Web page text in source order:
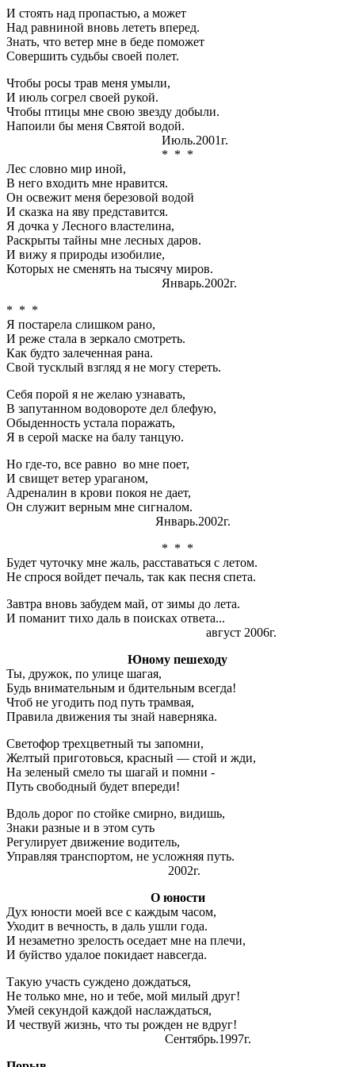
И стоять над пропастью, а может
Над равниной вновь лететь вперед.
Знать, что ветер мне в беде поможет
Совершить судьбы своей полет.
Чтобы росы трав меня умыли,
И июль согрел своей рукой.
Чтобы птицы мне свою звезду добыли.
Напоили бы меня Святой водой.
Июль.2001г.
* * *
Лес словно мир иной,
В него входить мне нравится.
Он освежит меня березовой водой
И сказка на яву представится.
Я дочка у Лесного властелина,
Раскрыты тайны мне лесных даров.
И вижу я природы изобилие,
Которых не сменять на тысячу миров.
Январь.2002г.
* * *
Я постарела слишком рано,
И реже стала в зеркало смотреть.
Как будто залеченная рана.
Свой тусклый взгляд я не могу стереть.
Себя порой я не желаю узнавать,
В запутанном водовороте дел блефую,
Обыденность устала поражать,
Я в серой маске на балу танцую.
Но где-то, все равно во мне поет,
И свищет ветер ураганом,
Адреналин в крови покоя не дает,
Он служит верным мне сигналом.
Январь.2002г.
* * *
Будет чуточку мне жаль, расставаться с летом.
Не спрося войдет печаль, так как песня спета.
Завтра вновь забудем май, от зимы до лета.
И поманит тихо даль в поисках ответа...
август 2006г.
Юному пешеходу
Ты, дружок, по улице шагая,
Будь внимательным и бдительным всегда!
Чтоб не угодить под путь трамвая,
Правила движения ты знай наверняка.
Светофор трехцветный ты запомни,
Желтый приготовься, красный — стой и жди,
На зеленый смело ты шагай и помни -
Путь свободный будет впереди!
Вдоль дорог по стойке смирно, видишь,
Знаки разные и в этом суть
Регулирует движение водитель,
Управляя транспортом, не усложняя путь.
2002г.
О юности
Дух юности моей все с каждым часом,
Уходит в вечность, в даль ушли года.
И незаметно зрелость оседает мне на плечи,
И буйство удалое покидает навсегда.
Такую участь суждено дождаться,
Не только мне, но и тебе, мой милый друг!
Умей секундой каждой наслаждаться,
И чествуй жизнь, что ты рожден не вдруг!
Сентябрь.1997г.